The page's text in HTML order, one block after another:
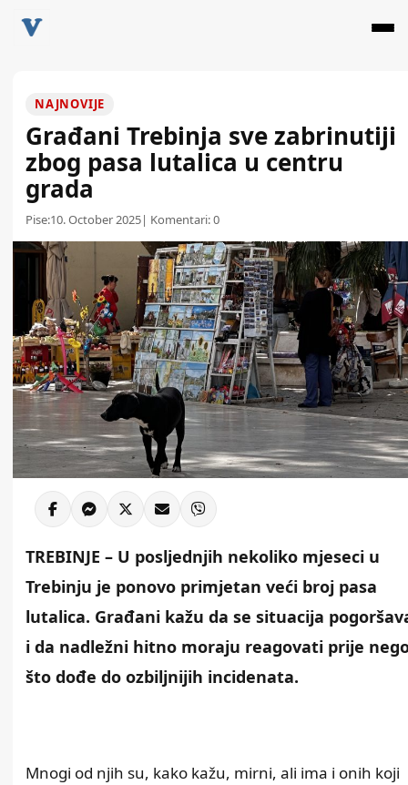
NAJNOVIJE
Građani Trebinja sve zabrinutiji
zbog pasa lutalica u centru
grada
Pise:10. October 2025| Komentari:0
TREBINJE – U posljednjih nekoliko mjeseci u
Trebinju je ponovo primjetan veći broj pasa
lutalica. Građani kažu da se situacija
i da nadležni hitno moraju reagovati prije
što dođe do ozbiljnijih incidenata.
Mnogi od njih su, kako kažu, mirni, ali ima i onih koji